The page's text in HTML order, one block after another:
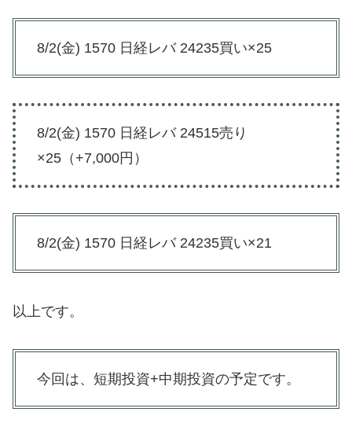
8/2(金) 1570 日経レバ 24235買い×25
8/2(金) 1570 日経レバ 24515売り
×25（+7,000円）
8/2(金) 1570 日経レバ 24235買い×21
以上です。
今回は、短期投資+中期投資の予定です。